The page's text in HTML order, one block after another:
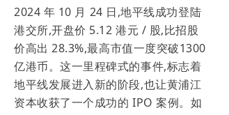
2024 年 10 月 24 日,地平线成功登陆
港交所,开盘价 5.12 港元 / 股,比招股
价高出 28.3%,最高市值一度突破1300
亿港币。这一里程碑式的事件,标志着
地平线发展进入新的阶段,也让黄浦江
资本收获了一个成功的 IPO 案例。如